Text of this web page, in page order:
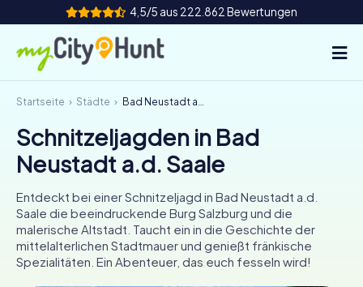
4,5/5 aus 222.862 Bewertungen
So funktioniert's
Städte
Teamevent
Tickets
Startseite Städte Bad Neustadt a.d. Saale
Schnitzeljagden in Bad
Neustadt a.d. Saale
Entdeckt bei einer Schnitzeljagd in Bad Neustadt a.d.
Saale die beeindruckende Burg Salzburg und die
malerische Altstadt. Taucht ein in die Geschichte der
mittelalterlichen Stadtmauer und genießt fränkische
Spezialitäten. Ein Abenteuer, das euch fesseln wird!